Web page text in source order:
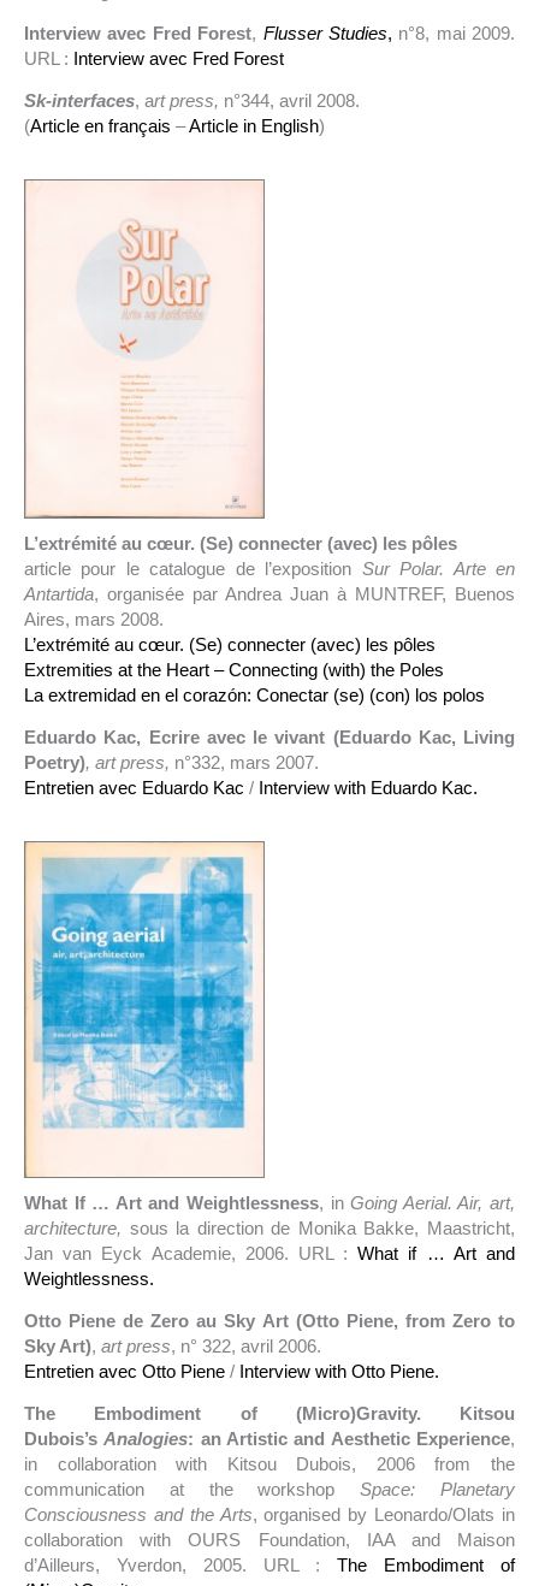
Interview avec Fred Forest, Flusser Studies, n°8, mai 2009.
URL : Interview avec Fred Forest
Sk-interfaces, art press, n°344, avril 2008.
(Article en français –Article in English)
L’extrémité au cœur. (Se) connecter (avec) les pôles
article pour le catalogue de l’exposition Sur Polar. Arte en
Antartida, organisée par Andrea Juan à MUNTREF, Buenos
Aires, mars 2008.
L’extrémité au cœur. (Se) connecter (avec) les pôles
Extremities at the Heart – Connecting (with) the Poles
La extremidad en el corazón: Conectar (se) (con) los polos
Eduardo Kac, Ecrire avec le vivant (Eduardo Kac, Living
Poetry), art press, n°332, mars 2007.
Entretien avec Eduardo Kac / Interview with Eduardo Kac.
What If … Art and Weightlessness, inGoing Aerial. Air, art,
architecture, sous la direction de Monika Bakke, Maastricht,
Jan van Eyck Academie, 2006. URL :What if … Art and
Weightlessness.
Otto Piene de Zero au Sky Art (Otto Piene, from Zero to
Sky Art), art press, n° 322, avril 2006.
Entretien avec Otto Piene / Interview with Otto Piene.
The Embodiment of (Micro)Gravity. Kitsou
Dubois’sAnalogies: an Artistic and Aesthetic Experience,
in collaboration with Kitsou Dubois, 2006 from the
communication at the workshopSpace: Planetary
Consciousness and the Arts, organised by Leonardo/Olats in
collaboration with OURS Foundation, IAA and Maison
d’Ailleurs, Yverdon, 2005. URL : The Embodiment of